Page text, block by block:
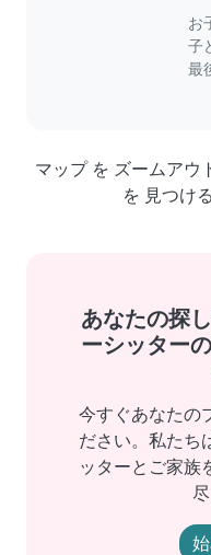
on
be
the
お
子
最
マップ を ズームアウ
を 見つけ
あなたの探
ーシッター
今すぐあなたの
ださい。私たち
ッターとご家族